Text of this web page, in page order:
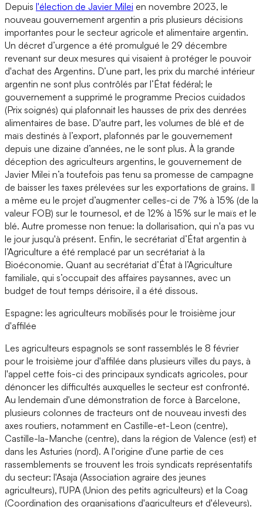
Depuis l'élection de Javier Milei en novembre 2023, le
nouveau gouvernement argentin a pris plusieurs décisions
importantes pour le secteur agricole et alimentaire argentin.
Un décret d’urgence a été promulgué le 29 décembre
revenant sur deux mesures qui visaient à protéger le pouvoir
d'achat des Argentins. D’une part, les prix du marché intérieur
argentin ne sont plus contrôlés par l’État fédéral; le
gouvernement a supprimé le programme Precios cuidados
(Prix soignés) qui plafonnait les hausses de prix des denrées
alimentaires de base. D'autre part, les volumes de blé et de
maïs destinés à l’export, plafonnés par le gouvernement
depuis une dizaine d’années, ne le sont plus. À la grande
déception des agriculteurs argentins, le gouvernement de
Javier Milei n’a toutefois pas tenu sa promesse de campagne
de baisser les taxes prélevées sur les exportations de grains. Il
a même eu le projet d’augmenter celles-ci de 7% à 15% (de la
valeur FOB) sur le tournesol, et de 12% à 15% sur le maïs et le
blé. Autre promesse non tenue: la dollarisation, qui n'a pas vu
le jour jusqu'à présent. Enfin, le secrétariat d’État argentin à
l’Agriculture a été remplacé par un secrétariat à la
Bioéconomie. Quant au secrétariat d’État à l’Agriculture
familiale, qui s’occupait des affaires paysannes, avec un
budget de tout temps dérisoire, il a été dissous.
Espagne: les agriculteurs mobilisés pour le troisième jour
d'affilée
Les agriculteurs espagnols se sont rassemblés le 8 février
pour le troisième jour d'affilée dans plusieurs villes du pays, à
l'appel cette fois-ci des principaux syndicats agricoles, pour
dénoncer les difficultés auxquelles le secteur est confronté.
Au lendemain d'une démonstration de force à Barcelone,
plusieurs colonnes de tracteurs ont de nouveau investi des
axes routiers, notamment en Castille-et-Leon (centre),
Castille-la-Manche (centre), dans la région de Valence (est) et
dans les Asturies (nord). A l'origine d'une partie de ces
rassemblements se trouvent les trois syndicats représentatifs
du secteur: l'Asaja (Association agraire des jeunes
agriculteurs), l'UPA (Union des petits agriculteurs) et la Coag
(Coordination des organisations d'agriculteurs et d'éleveurs).